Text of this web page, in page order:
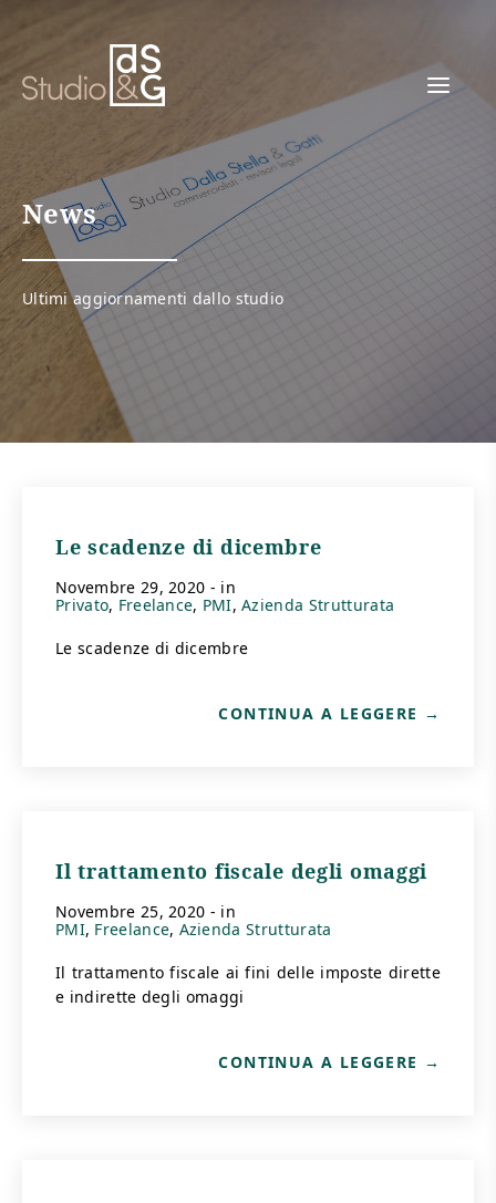
home
page
News
Ultimi aggiornamenti dallo studio
Le scadenze di dicembre
novembre 29, 2020 - in
Privato Freelance PMI Azienda Strutturata
Le scadenze di dicembre
CONTINUA A LEGGERE
Il trattamento fiscale degli omaggi
novembre 25, 2020 - in
PMI Freelance Azienda Strutturata
Il trattamento fiscale ai fini delle imposte dirette
e indirette degli omaggi
CONTINUA A LEGGERE